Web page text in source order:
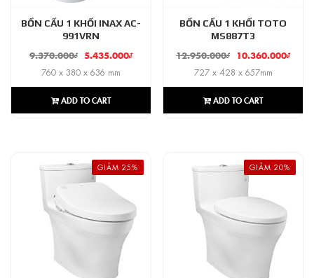
BỒN CẦU 1 KHỐI INAX AC-
991VRN
9.370.000₫ 5.435.000₫
760 x 380 x 636 mm
ADD TO CART
BỒN CẦU 1 KHỐI TOTO
MS887T3
12.950.000₫ 10.360.000₫
727 x 428 x 657mm
ADD TO CART
GIẢM 25% GIẢM 20%